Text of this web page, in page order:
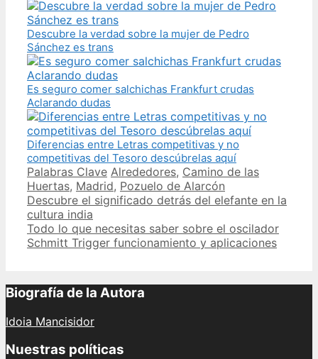
Descubre la verdad sobre la mujer de Pedro
Sánchez es trans
Es seguro comer salchichas Frankfurt crudas
Aclarando dudas
Diferencias entre Letras competitivas y no
competitivas del Tesoro descúbrelas aquí
Categories
Palabras Clave Tags
Alrededores, Camino de las
Huertas, Madrid, Pozuelo de Alarcón
Post
navigation
Descubre el significado detrás del elefante en la
cultura india
Todo lo que necesitas saber sobre el oscilador
Schmitt Trigger funcionamiento y aplicaciones
Biografía de la Autora
Idoia Mancisidor
Nuestras políticas